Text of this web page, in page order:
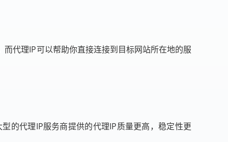
代理IP可以帮助你直接连接到目标网站所在地的服
的代理IP服务商提供的代理IP质量更高，稳定性更